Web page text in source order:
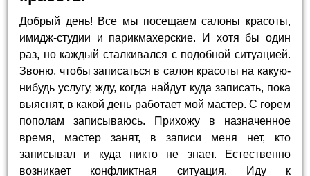
Добрый день! Все мы посещаем салоны красоты,
имидж-студии и парикмахерские. И хотя бы один
раз, но каждый сталкивался с подобной ситуацией.
Звоню, чтобы записаться в салон красоты на какую-
нибудь услугу, жду, когда найдут куда записать, пока
выяснят, в какой день работает мой мастер. С горем
пополам записываюсь. Прихожу в назначенное
время, мастер занят, в записи меня нет, кто
записывал и куда никто не знает. Естественно
возникает конфликтная ситуация. Иду к